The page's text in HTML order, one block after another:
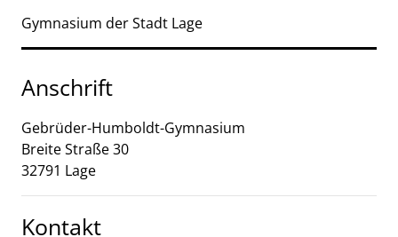
Kurzbezeichnung
Gymnasium der Stadt Lage
Anschrift
Gebrüder-Humboldt-Gymnasium
Breite Straße30
32791 Lage
Kontakt